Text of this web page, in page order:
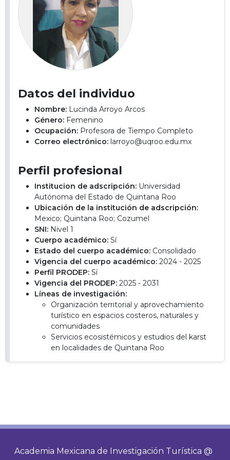
Datos del individuo
Nombre: Lucinda Arroyo Arcos
Género: Femenino
Ocupación: Profesora de Tiempo Completo
Correo electrónico: larroyo@uqroo.edu.mx
Perfil profesional
Institucion de adscripción: Universidad
Autónoma del Estado de Quintana Roo
Ubicación de la institución de adscripción:
Mexico; Quintana Roo; Cozumel
SNI: Nivel 1
Cuerpo académico: Sí
Estado del cuerpo académico: Consolidado
Vigencia del cuerpo académico: 2024 - 2025
Perfil PRODEP: Sí
Vigencia del PRODEP: 2025 - 2031
Líneas de investigación:
Organización territorial y aprovechamiento
turístico en espacios costeros, naturales y
comunidades
Servicios ecosistémicos y estudios del karst
en localidades de Quintana Roo
Academia Mexicana de Investigación Turística @